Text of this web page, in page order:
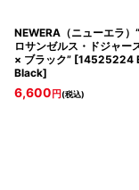
NEWERA（ニューエラ
ロサンゼルス・ドジャー
× ブラック” [14525224
Black]
6,600 円(税込)